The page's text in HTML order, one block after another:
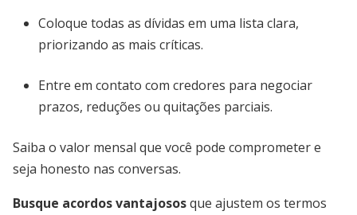
Coloque todas as dívidas em uma lista clara,
priorizando as mais críticas.
Entre em contato com credores para negociar
prazos, reduções ou quitações parciais.
Saiba o valor mensal que você pode comprometer e
seja honesto nas conversas.
Busque acordos vantajososque ajustem os termos